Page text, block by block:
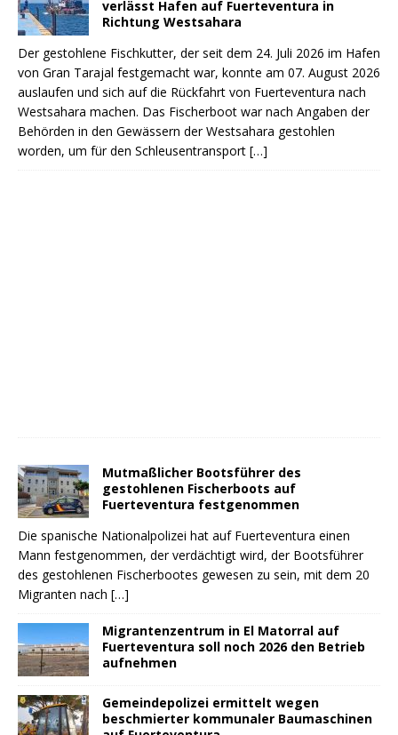
verlässt Hafen auf Fuerteventura in
Richtung Westsahara
Der gestohlene Fischkutter, der seit dem 24. Juli 2026 im Hafen
von Gran Tarajal festgemacht war, konnte am 07. August 2026
auslaufen und sich auf die Rückfahrt von Fuerteventura nach
Westsahara machen. Das Fischerboot war nach Angaben der
Behörden in den Gewässern der Westsahara gestohlen
worden, um für den Schleusentransport […]
Mutmaßlicher Bootsführer des
gestohlenen Fischerboots auf
Fuerteventura festgenommen
Die spanische Nationalpolizei hat auf Fuerteventura einen
Mann festgenommen, der verdächtigt wird, der Bootsführer
des gestohlenen Fischerbootes gewesen zu sein, mit dem 20
Migranten nach […]
Migrantenzentrum in El Matorral auf
Fuerteventura soll noch 2026 den Betrieb
aufnehmen
Gemeindepolizei ermittelt wegen
beschmierter kommunaler Baumaschinen